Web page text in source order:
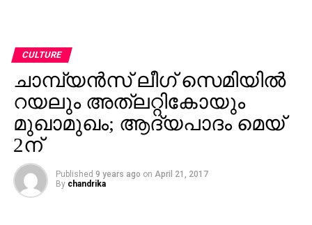
CULTURE
ചാമ്പ്യന്‍സ് ലീഗ് സെമിയില്‍
റയലും അത്‌ലറ്റികോയും
മുഖാമുഖം; ആദ്യപാദം മെയ്
2ന്
Published 9 years ago on April 21, 2017
By chandrika